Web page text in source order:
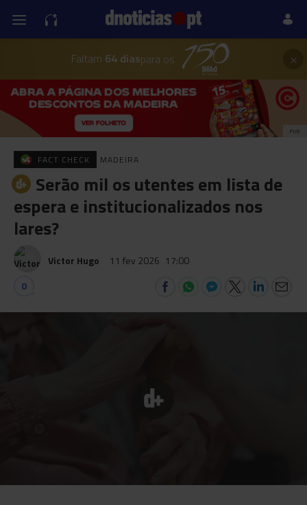
Faltam 64 diaspara os ×
PUB
FACT CHECK MADEIRA
Serão mil os utentes em lista de
espera e institucionalizados nos
lares?
Victor Hugo 11 fev 2026 17:00
0